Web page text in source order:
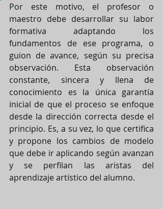
Por este motivo, el profesor o
maestro debe desarrollar su labor
formativa adaptando los
fundamentos de ese programa, o
guion de avance, según su precisa
observación. Esta observación
constante, sincera y llena de
conocimiento es la única garantía
inicial de que el proceso se enfoque
desde la dirección correcta desde el
principio. Es, a su vez, lo que certifica
y propone los cambios de modelo
que debe ir aplicando según avanzan
y se perfilan las aristas del
aprendizaje artístico del alumno.